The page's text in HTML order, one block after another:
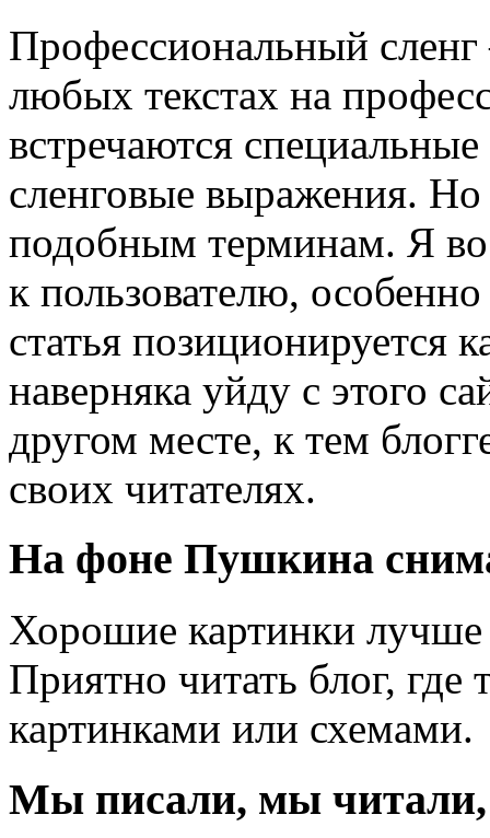
Профессиональный
любых текстах на
встречаются
сленговые выражения. Но
подобным терминам. Я
к пользователю,
статья позиционируется
наверняка уйду с этого
другом месте, к тем
своих читателях.
На фоне Пушкина
Хорошие картинки
Приятно читать блог,
картинками или схемами.
Мы писали, мы читали,